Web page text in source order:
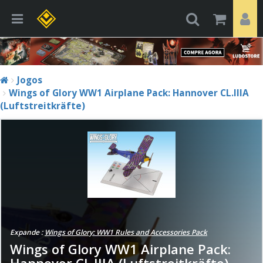
Jogos
Wings of Glory WW1 Airplane Pack: Hannover CL.IIIA
(Luftstreitkräfte)
Expande : Wings of Glory: WW1 Rules and Accessories Pack
Wings of Glory WW1 Airplane Pack: